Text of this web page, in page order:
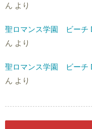
ん より
聖ロマンス学園 ビーチ
ん より
聖ロマンス学園 ビーチ
ん より